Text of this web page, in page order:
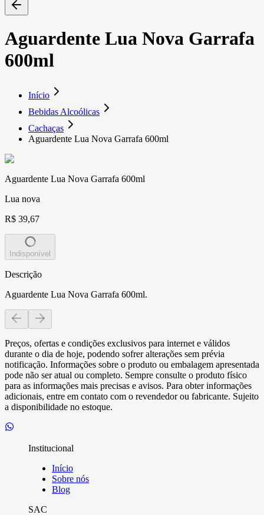
Aguardente Lua Nova Garrafa
600ml
Início
Bebidas Alcoólicas
Cachaças
Aguardente Lua Nova Garrafa 600ml
Aguardente Lua Nova Garrafa 600ml
Lua nova
R$ 39,67
Indisponível
Descrição
Aguardente Lua Nova Garrafa 600ml.
Preços, ofertas e condições exclusivos para internet e válidos
durante o dia de hoje, podendo sofrer alterações sem prévia
notificação. Informações sobre o produto ou embalagem apresentada
pode não ser atual ou completo. Sempre consulte o produto físico
para as informações mais precisas e avisos. Para obter informações
adicionais, entre em contato com o revendedor ou fabricante. Sujeito
a disponibilidade no estoque.
Institucional
Início
Sobre nós
Blog
SAC